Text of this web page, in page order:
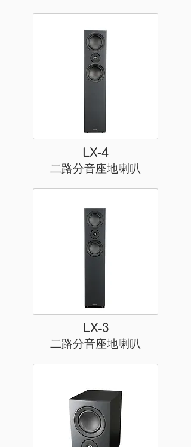
LX-4
二路分音座地喇叭
LX-3
二路分音座地喇叭